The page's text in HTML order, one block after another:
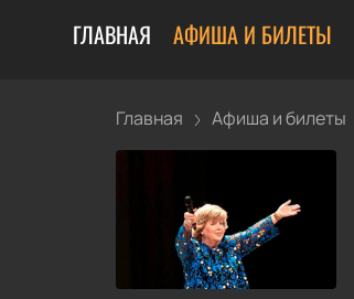
ГЛАВНАЯ АФИША И БИЛЕТЫ
Главная Афиша и билеты